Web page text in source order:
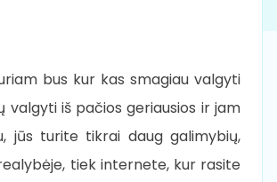
bus kur kas smagiau valgyti
valgyti iš pačios geriausios ir jam
jūs turite tikrai daug galimybių,
tiek internete, kur rasite